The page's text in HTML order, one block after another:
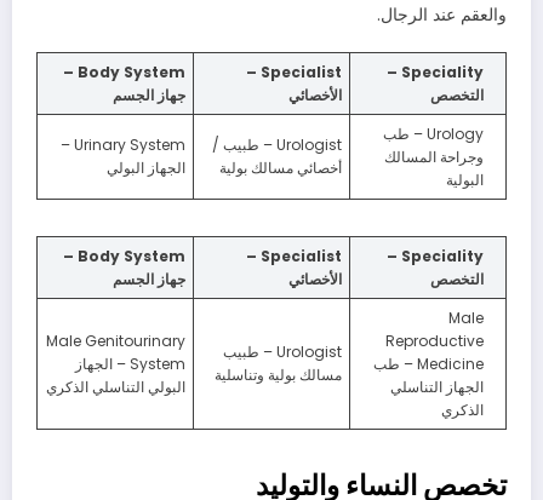
والعقم عند الرجال.
Speciality –
التخصص
Specialist –
الأخصائي
Body System –
جهاز الجسم
Urology – طب
وجراحة المسالك
البولية
Urologist – طبيب /
أخصائي مسالك بولية
Urinary System –
الجهاز البولي
Speciality –
التخصص
Specialist –
الأخصائي
Body System –
جهاز الجسم
Male
Reproductive
Medicine – طب
الجهاز التناسلي
الذكري
Urologist – طبيب
مسالك بولية وتناسلية
Male Genitourinary
System – الجهاز
البولي التناسلي الذكري
تخصص النساء والتوليد